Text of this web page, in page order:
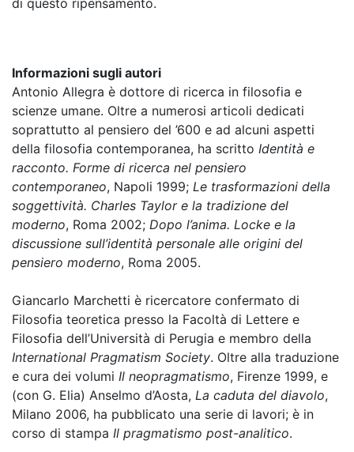
Informazioni sugli autori
Antonio Allegra è dottore di ricerca in filosofia e
scienze umane. Oltre a numerosi articoli dedicati
soprattutto al pensiero del ’600 e ad alcuni aspetti
della filosofia contemporanea, ha scritto Identità e
racconto. Forme di ricerca nel pensiero
contemporaneo, Napoli 1999; Le trasformazioni della
soggettività. Charles Taylor e la tradizione del
moderno, Roma 2002; Dopo l’anima. Locke e la
discussione sull’identità personale alle origini del
pensiero moderno, Roma 2005.
Giancarlo Marchetti è ricercatore confermato di
Filosofia teoretica presso la Facoltà di Lettere e
Filosofia dell’Università di Perugia e membro della
International Pragmatism Society. Oltre alla traduzione
e cura dei volumi Il neopragmatismo, Firenze 1999, e
(con G. Elia) Anselmo d’Aosta, La caduta del diavolo,
Milano 2006, ha pubblicato una serie di lavori; è in
corso di stampa Il pragmatismo post-analitico.